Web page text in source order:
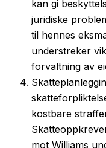
kan gi
juridiske
til hennes
understreker
forvaltning av
kostbare
mot Williams